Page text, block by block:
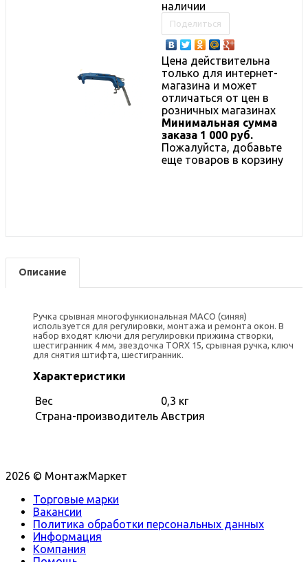
наличии
Поделиться
Цена действительна
только для интернет-
магазина и может
отличаться от цен в
розничных магазинах
Минимальная сумма
заказа 1 000 руб.
Пожалуйста, добавьте
еще товаров в корзину
Описание
Ручка срывная многофункиональная MACO (синяя)
используется для регулировки, монтажа и ремонта окон. В
набор входят ключи для регулировки прижима створки,
шестигранник 4 мм, звездочка TORX 15, срывная ручка, ключ
для снятия штифта, шестигранник.
Характеристики
Вес
0,3 кг
Страна-производитель Австрия
2026 © МонтажМаркет
Торговые марки
Вакансии
Политика обработки персональных данных
Информация
Компания